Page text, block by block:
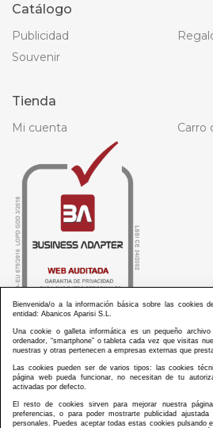
Catálogo
Publicidad
Souvenir
Tienda
Mi cuenta Carro
ABANICOS APARISI S.L. ha recibido por parte de La
100.000 € en apoyo al proyecto HISOLV/2021/3933/46 del
ABANICOS APARISI S.L. ha recibido por parte de La
€ en apoyo al proyecto CMARTE/2021/265/46 del PLAN
Bienvenida/o a la información básica sobre las cookies
entidad: Abanicos Aparisi S.L.
Una cookie o galleta informática es un pequeño
ordenador, “smartphone” o tableta cada vez que visitas
nuestras y otras pertenecen a empresas externas que
Las cookies pueden ser de varios tipos: las cookies
página web pueda funcionar, no necesitan de tu
activadas por defecto.
El resto de cookies sirven para mejorar nuestra
preferencias, o para poder mostrarte publicidad
personales. Puedes aceptar todas estas cookies pulsando